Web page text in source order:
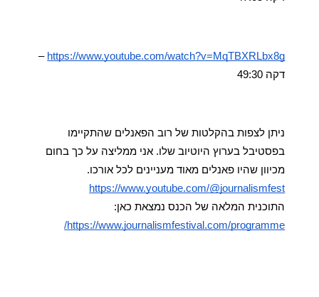
https://www.youtube.com/watch?v=MqTBXRLbx8g
–
דקה 49:30
מכיוון שהיו פאנלים מאוד מעניינים לכל אורכו.
https://www.youtube.com/@journalismfest
התוכנית המלאה של הכנס נמצאת כאן:
https://www.journalismfestival.com/programme/